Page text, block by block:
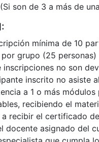
son de 3 a más de
mínima de 10
grupo (25 personas)
no son
inscrito no asiste
a 1 o más
recibiendo el
recibir el certificado
docente asignado del